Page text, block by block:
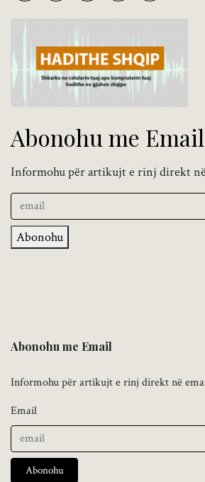
Abonohu me Email
Informohu për artikujt e rinj direkt
Abonohu
Abonohu me Email
Informohu për artikujt e rinj direkt në
Email
Abonohu